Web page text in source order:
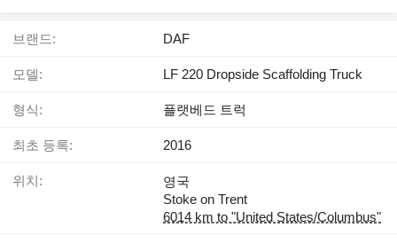
브랜드: DAF
모델: LF 220 Dropside Scaffolding Truck
형식: 플랫베드 트럭
최초 등록: 2016
위치:
영국
Stoke on Trent
6014 km to "United States/Columbus"